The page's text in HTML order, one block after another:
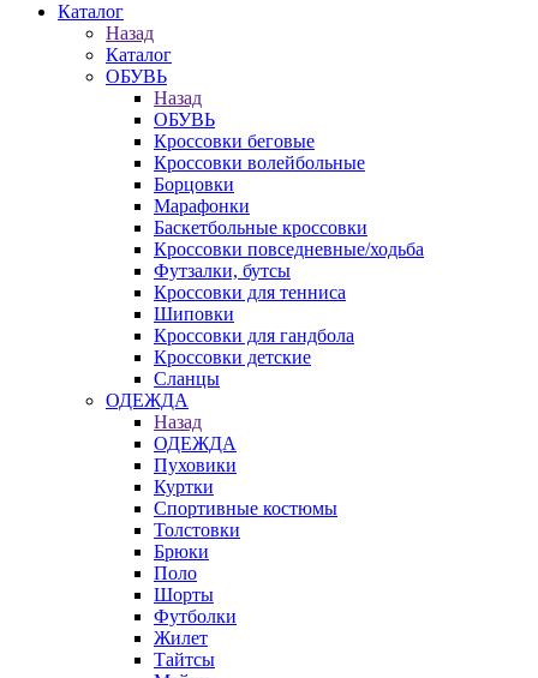
Каталог
Назад
Каталог
ОБУВЬ
Назад
ОБУВЬ
Кроссовки беговые
Кроссовки волейбольные
Борцовки
Марафонки
Баскетбольные кроссовки
Кроссовки повседневные/ходьба
Футзалки, бутсы
Кроссовки для тенниса
Шиповки
Кроссовки для гандбола
Кроссовки детские
Сланцы
ОДЕЖДА
Назад
ОДЕЖДА
Пуховики
Куртки
Спортивные костюмы
Толстовки
Брюки
Поло
Шорты
Футболки
Жилет
Тайтсы